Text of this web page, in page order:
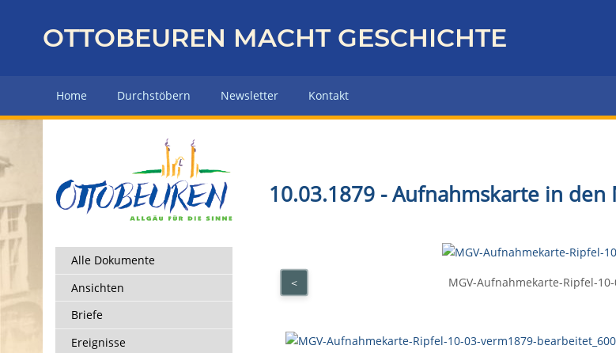
z
r
H
u
p
e
OTTOBEUREN MACHT GESCHICHTE
Home Durchstöbern Newsletter Kontakt
Alle Dokumente
Ansichten
Briefe
Ereignisse
10.03.1879 - Aufnahmskarte in
MGV-Aufnahmekarte-Ripfel-
<